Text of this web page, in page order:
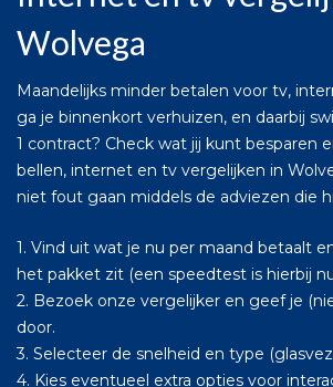
Wolvega
Maandelijks minder betalen voor tv,
ga je binnenkort verhuizen, en daarbij
1 contract? Check wat jij kunt besparen
bellen, internet en tv vergelijken in
niet fout gaan middels de adviezen die
1. Vind uit wat je nu per maand betaalt
het pakket zit (een speedtest is hierbij
2. Bezoek onze vergelijker en geef je
door.
3. Selecteer de snelheid en type
4. Kies eventueel extra opties voor